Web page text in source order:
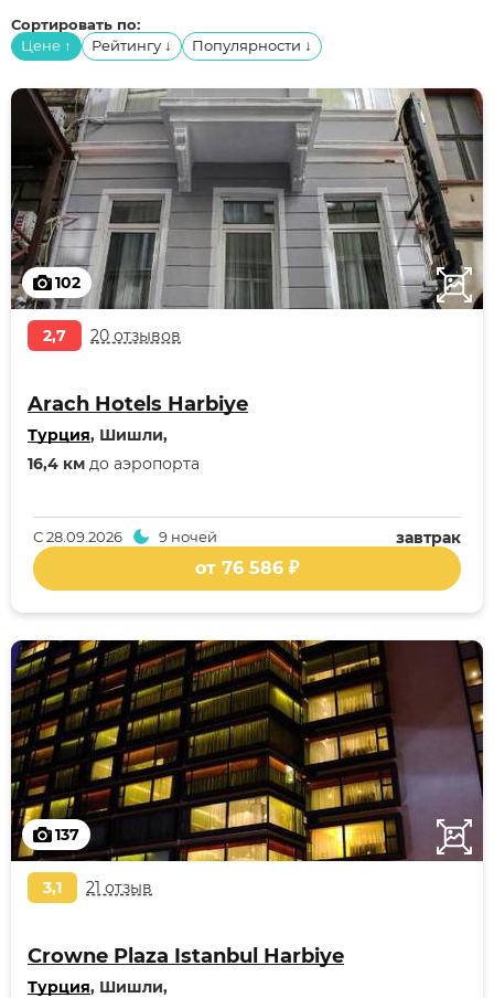
Сортировать по:
Цене ↑ Рейтингу ↓ Популярности ↓
102
2,7 20 отзывов
Arach Hotels Harbiye
Турция, Шишли,
16,4 км до аэропорта
завтрак
С28.09.2026 9 ночей
от 76 586 ₽
137
3,1 21 отзыв
Crowne Plaza Istanbul Harbiye
Турция, Шишли,